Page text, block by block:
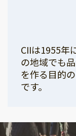
CIIは1955年
の地域でも
を作る目的
です。